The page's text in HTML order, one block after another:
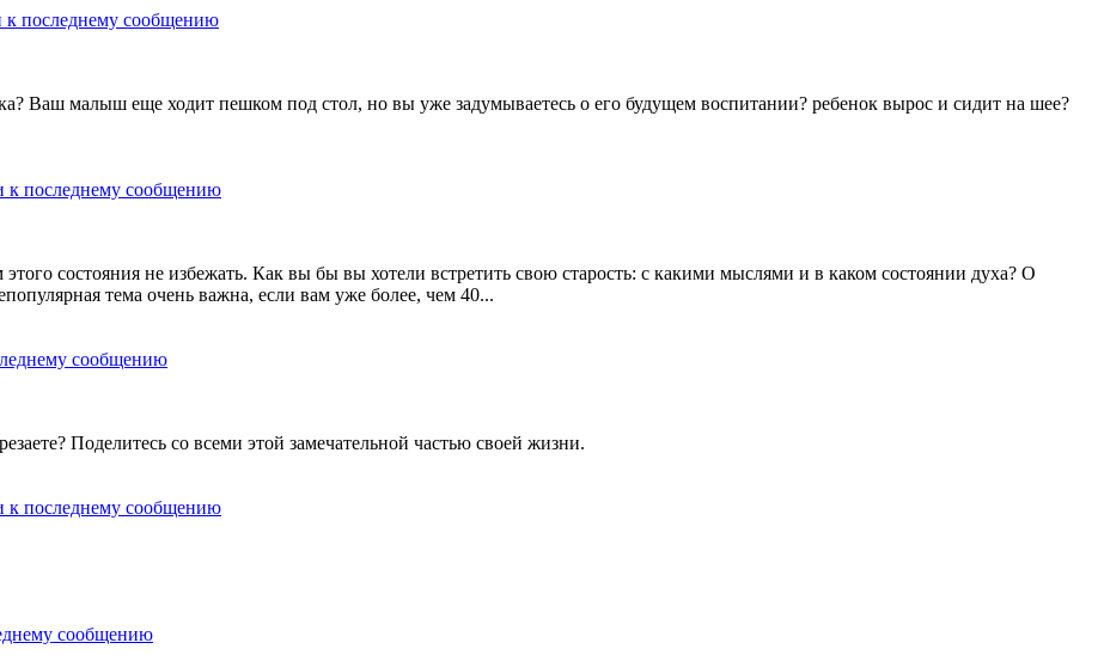
Ваш малыш еще ходит пешком под стол, но вы уже задумываетесь о его будущем воспитании? ребенок вырос и сидит на шее?
состояния не избежать. Как вы бы вы хотели встретить свою старость: с какими мыслями и в каком состоянии духа? О
тема очень важна, если вам уже более, чем 40...
Поделитесь со всеми этой замечательной частью своей жизни.